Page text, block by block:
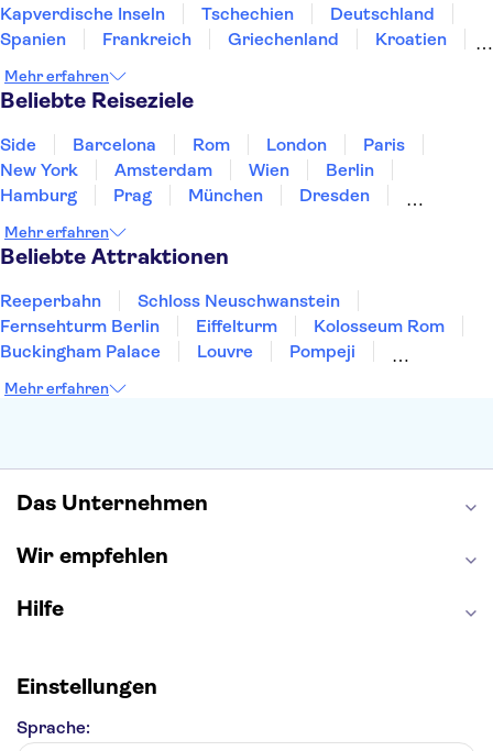
Kapverdische Inseln
Tschechien
Deutschland
Spanien
Frankreich Griechenland
Kroatien
Norwegen
Polen
Mehr erfahren
Beliebte Reiseziele
Side Barcelona Rom London
Paris
New York
Amsterdam Wien
Berlin
Hamburg
Prag München
Dresden
Heidelberg
Bremen
Mehr erfahren
Beliebte Attraktionen
Reeperbahn
Schloss Neuschwanstein
Fernsehturm Berlin
Eiffelturm
Kolosseum Rom
Buckingham Palace
Louvre
Pompeji
Moulin Rouge
Mehr erfahren
Das Unternehmen
Wir empfehlen
Hilfe
Einstellungen
Sprache: